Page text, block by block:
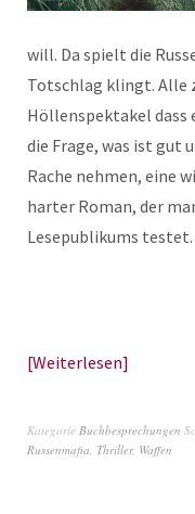
will. Da spielt die
Totschlag klingt. Alle
Höllenspektakel dass
die Frage, was ist gut
Rache nehmen, eine
harter Roman, der
Lesepublikums testet.
Weiterlesen
Kategorie Buchbesprechungen
Russenmafia, Thriller, Waffen